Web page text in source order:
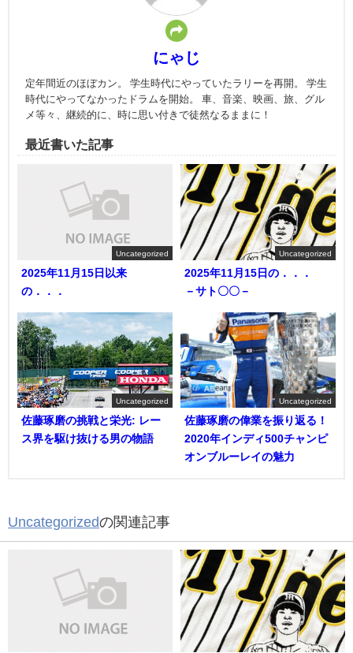
にゃじ
定年間近のほぼカン。 学生時代にやっていたラリーを再開。 学生
時代にやってなかったドラムを開始。 車、音楽、映画、旅、グル
メ等々、継続的に、時に思い付きで徒然なるままに！
最近書いた記事
Uncategorized
2025年11月15日以来
の．．．
Uncategorized
2025年11月15日の．．．
－サト〇〇－
Uncategorized
佐藤琢磨の挑戦と栄光: レー
ス界を駆け抜ける男の物語
Uncategorized
佐藤琢磨の偉業を振り返る！
2020年インディ500チャンピ
オンブルーレイの魅力
Uncategorizedの関連記事